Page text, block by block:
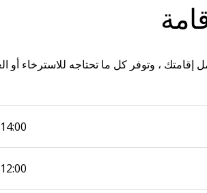
إقامتك ، وتوفر كل ما تحتاجه للاسترخاء أو
14:00
12:00